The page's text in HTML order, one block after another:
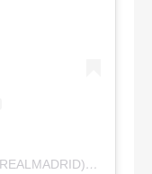
HENKILÖN REAL MADRID C.F. (@REALMADRID) JAKAMA JULKAISU